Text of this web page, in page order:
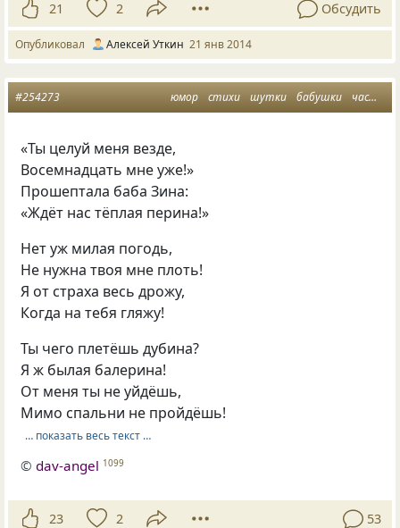
21 2 Обсудить
Опубликовал Алексей Уткин 21 янв 2014
юмор стихи шутки бабушки частушки
#254273
«Ты целуй меня везде,
Восемнадцать мне уже!»
Прошептала баба Зина:
«Ждёт нас тёплая перина!»
Нет уж милая погодь,
Не нужна твоя мне плоть!
Я от страха весь дрожу,
Когда на тебя гляжу!
Ты чего плетёшь дубина?
Я ж былая балерина!
От меня ты не уйдёшь,
Мимо спальни не пройдёшь!
… показать весь текст …
©dav-angel 1099
23 2 53